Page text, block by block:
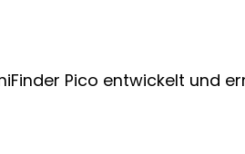
Pico entwickelt und